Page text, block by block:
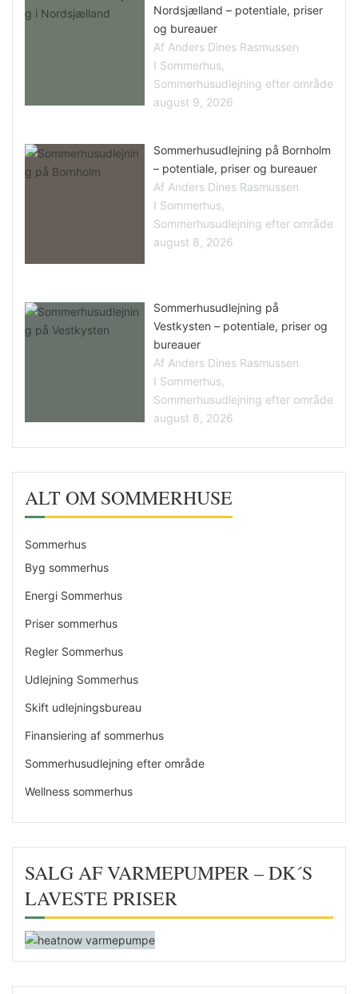
Nordsjælland – potentiale, priser
og bureauer
Af Anders Dines Rasmussen
I Sommerhus,
Sommerhusudlejning efter område
august 9, 2026
Sommerhusudlejning på Bornholm
– potentiale, priser og bureauer
Af Anders Dines Rasmussen
I Sommerhus,
Sommerhusudlejning efter område
august 8, 2026
Sommerhusudlejning på
Vestkysten – potentiale, priser og
bureauer
Af Anders Dines Rasmussen
I Sommerhus,
Sommerhusudlejning efter område
august 8, 2026
ALT OM SOMMERHUSE
Sommerhus
Byg sommerhus
Energi Sommerhus
Priser sommerhus
Regler Sommerhus
Udlejning Sommerhus
Skift udlejningsbureau
Finansiering af sommerhus
Sommerhusudlejning efter område
Wellness sommerhus
SALG AF VARMEPUMPER – DK´S
LAVESTE PRISER